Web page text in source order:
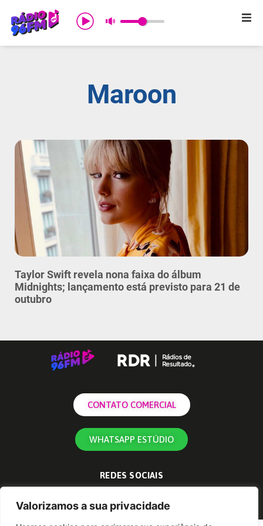
Valorizamos a sua privacidade
Início
Promoções
Notícias
Comercial
Contato
Maroon
Taylor Swift revela nona faixa do álbum
Midnights; lançamento está previsto para 21 de
outubro
CONTATO COMERCIAL
WHATSAPP ESTÚDIO
REDES SOCIAIS